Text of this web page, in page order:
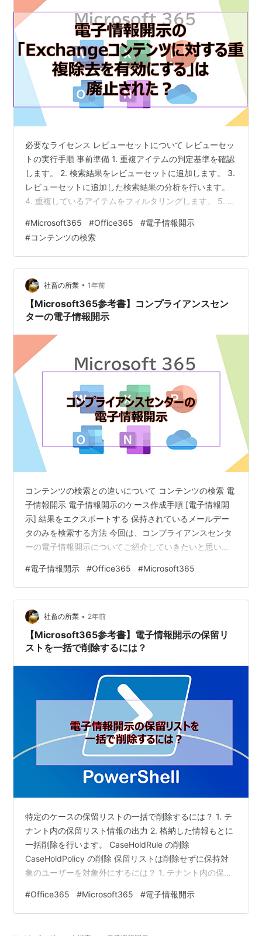
必要なライセンス レビューセットについて レビューセッ
トの実行手順 事前準備 1. 重複アイテムの判定基準を確認
します。 2. 検索結果をレビューセットに追加します。 3.
レビューセットに追加した検索結果の分析を行います。
4. 重複しているアイテムをフィルタリングします。 5. フ
開示(eDiscovery) で検索した結果で重複したアイテムを
除去する [Exchangeコンテンツに対する重複除去を有効
にする] という機能が以前の電子情報開示ではありました
が、新しい電子情報開示では機能が廃止されてます。 代
わりの方法として、E5 相当のラ…
#Microsoft365 #Office365 #電子情報開示
#コンテンツの検索
社畜の所業 • 1年前
【Microsoft365参考書】コンプライアンスセン
ターの電子情報開示
コンテンツの検索との違いについて コンテンツの検索 電
子情報開示 電子情報開示のケース作成手順 [電子情報開
示] 結果をエクスポートする 保持されているメールデー
タのみを検索する方法 今回は、コンプライアンスセンタ
ーの電子情報開示についてご紹介していきたいと思いま
ルをエクスポートする点においては、コンテンツの検索
と差異がないようにも思えますので、まずはコンテンツ
の検索との違いについて触れてみたいと思います。 電子
情報開示は2025年5月26日廃止されます。 [Content
Serach] の機能となり、コンテンツの検索と電子情報開
示が統合…
#電子情報開示 #Office365 #Microsoft365
社畜の所業 • 2年前
【Microsoft365参考書】電子情報開示の保留リ
ストを一括で削除するには？
特定のケースの保留リストの一括で削除するには？ 1. テ
ナント内の保留リスト情報の出力 2. 格納した情報もとに
一括削除を行います。 CaseHoldRule の削除
CaseHoldPolicy の削除 保留リストは削除せずに保持対
象のユーザーを対象外にするには？ 1. テナント内の保留
出力された CSV ファイルより、削除を行うユーザーが登
録されている保持ルール名から削除を行う対象のユーザ
#Office365 #Microsoft365 #電子情報開示